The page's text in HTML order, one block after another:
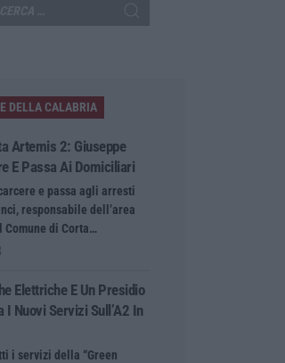
DELLA CALABRIA
Artemis 2: Giuseppe
E Passa Ai Domiciliari
e passa agli arresti
responsabile dell’area
Comune di Corta…
Elettriche E Un Presidio
Nuovi Servizi Sull’A2 In
i servizi della “Green